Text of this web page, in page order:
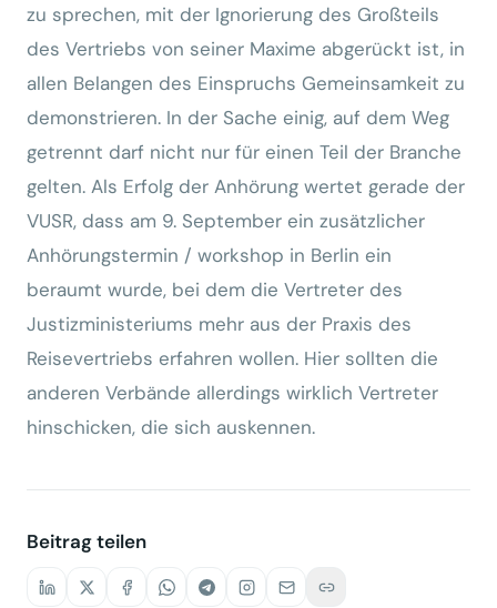
zu sprechen, mit der Ignorierung des Großteils
des Vertriebs von seiner Maxime abgerückt ist, in
allen Belangen des Einspruchs Gemeinsamkeit zu
demonstrieren. In der Sache einig, auf dem Weg
getrennt darf nicht nur für einen Teil der Branche
gelten. Als Erfolg der Anhörung wertet gerade der
VUSR, dass am 9. September ein zusätzlicher
Anhörungstermin / workshop in Berlin ein
beraumt wurde, bei dem die Vertreter des
Justizministeriums mehr aus der Praxis des
Reisevertriebs erfahren wollen. Hier sollten die
anderen Verbände allerdings wirklich Vertreter
hinschicken, die sich auskennen.
Beitrag teilen